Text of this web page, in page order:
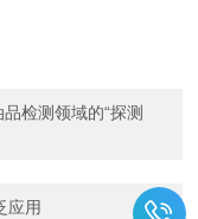
检测领域的“探测
应用